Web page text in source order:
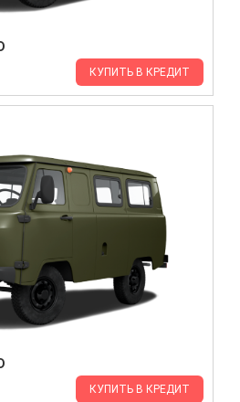
КУПИТЬ В КРЕДИТ
КУПИТЬ В КРЕДИТ